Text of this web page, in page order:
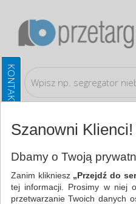
Urządzenia i maszyny
WSZYSTKIE KATEGORIE
Szanowni
Dbamy o Twoją
Zanim klikniesz „Przejdź do
tej informacji. Prosimy w niej
przetwarzanie Twoich danych